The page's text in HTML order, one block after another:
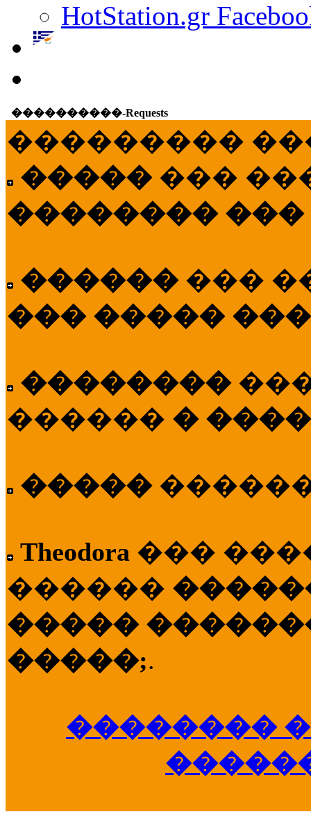
HotStation.gr
����������-Requests
���������
����� ���
�������� ���
������ ���
��� �����
��������
������ �
�����
Theodora ���
������
�����
�����;.
��������